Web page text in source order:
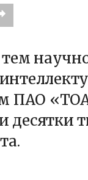
ПАО
десятки